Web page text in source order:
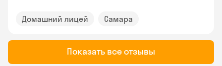
Домашний лицей Самара
Показать все отзывы